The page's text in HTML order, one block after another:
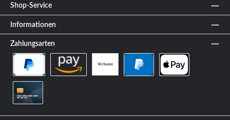
Shop-Service
Informationen
Zahlungsarten
Vorkasse
PayPal Später Bezahlen